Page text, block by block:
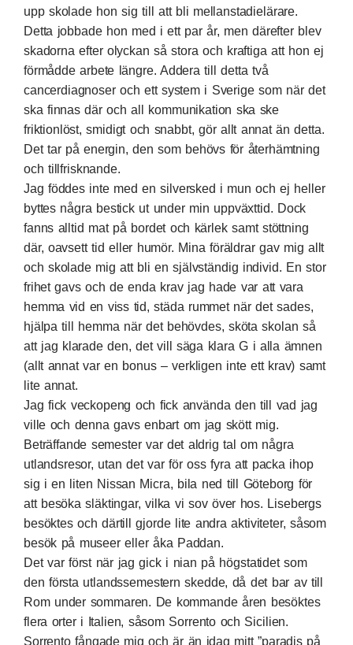
upp skolade hon sig till att bli mellanstadielärare.
Detta jobbade hon med i ett par år, men därefter blev
skadorna efter olyckan så stora och kraftiga att hon ej
förmådde arbete längre. Addera till detta två
cancerdiagnoser och ett system i Sverige som när det
ska finnas där och all kommunikation ska ske
friktionlöst, smidigt och snabbt, gör allt annat än detta.
Det tar på energin, den som behövs för återhämtning
och tillfrisknande.
Jag föddes inte med en silversked i mun och ej heller
byttes några bestick ut under min uppväxttid. Dock
fanns alltid mat på bordet och kärlek samt stöttning
där, oavsett tid eller humör. Mina föräldrar gav mig allt
och skolade mig att bli en självständig individ. En stor
frihet gavs och de enda krav jag hade var att vara
hemma vid en viss tid, städa rummet när det sades,
hjälpa till hemma när det behövdes, sköta skolan så
att jag klarade den, det vill säga klara G i alla ämnen
(allt annat var en bonus – verkligen inte ett krav) samt
lite annat.
Jag fick veckopeng och fick använda den till vad jag
ville och denna gavs enbart om jag skött mig.
Beträffande semester var det aldrig tal om några
utlandsresor, utan det var för oss fyra att packa ihop
sig i en liten Nissan Micra, bila ned till Göteborg för
att besöka släktingar, vilka vi sov över hos. Lisebergs
besöktes och därtill gjorde lite andra aktiviteter, såsom
besök på museer eller åka Paddan.
Det var först när jag gick i nian på högstatidet som
den första utlandssemestern skedde, då det bar av till
Rom under sommaren. De kommande åren besöktes
flera orter i Italien, såsom Sorrento och Sicilien.
Sorrento fångade mig och är än idag mitt ”paradis på